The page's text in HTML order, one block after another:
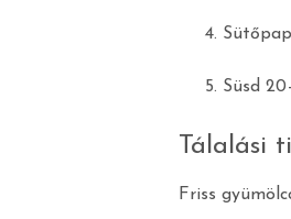
Süsd
Tálalási
Friss